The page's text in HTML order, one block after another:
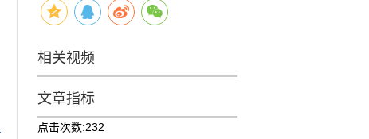
相关视频
文章指标
点击次数:232